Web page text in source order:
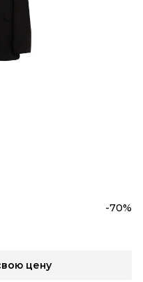
-70%
цену